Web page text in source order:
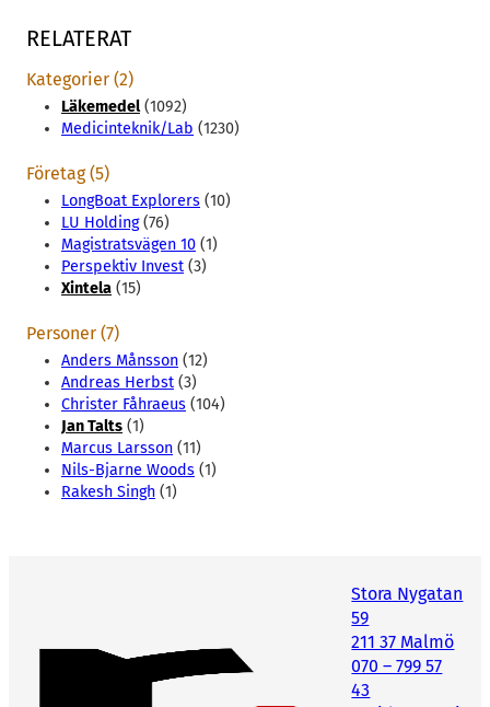
RELATERAT
Kategorier (2)
Läkemedel(1092)
Medicinteknik/Lab (1230)
Företag (5)
LongBoat Explorers (10)
LU Holding(76)
Magistratsvägen 10 (1)
Perspektiv Invest (3)
Xintela (15)
Personer (7)
Anders Månsson (12)
Andreas Herbst (3)
Christer Fåhraeus (104)
Jan Talts (1)
Marcus Larsson (11)
Nils-Bjarne Woods (1)
Rakesh Singh (1)
Stora Nygatan
59
211 37 Malmö
070 – 799 57
43